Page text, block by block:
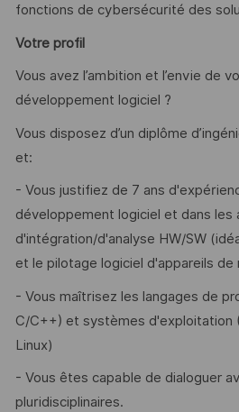
fonctions de cybersécurité des
Votre profil
Vous avez l’ambition et l’envie de
développement logiciel ?
Vous disposez d’un diplôme
et:
- Vous justifiez de 7 ans
développement logiciel et dans les
d'intégration/d'analyse HW/SW
et le pilotage logiciel d'appareils de
- Vous maîtrisez les langages de
C/C++) et systèmes d'exploitation
Linux)
- Vous êtes capable de dialoguer
pluridisciplinaires.